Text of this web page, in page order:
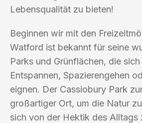
Lebensqualität zu bieten!
Beginnen wir mit den
Watford ist bekannt für seine
Parks und Grünflächen, die
Entspannen, Spazierengehen
eignen. Der Cassiobury Park
großartiger Ort, um die Natur
sich von der Hektik des Alltags